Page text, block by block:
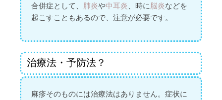
合併症として、 肺炎や中耳炎、時に脳炎などを
起こすこともあるので、注意が必要です。
治療法・予防法？
麻疹そのものには治療法はありません。症状に